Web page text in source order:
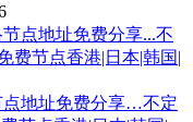
点地址免费分享…不定